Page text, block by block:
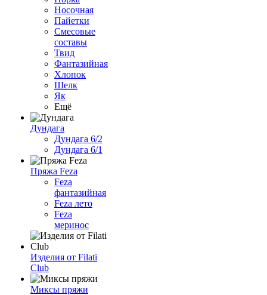
Носочная
Пайетки
Смесовые
составы
Твид
Фантазийная
Хлопок
Шелк
Як
Ещё
Дундага
Дундага 6/2
Дундага 6/1
Пряжа Feza
Feza
фантазийная
Feza лето
Feza
меринос
Изделия от Filati
Club
Миксы пряжи